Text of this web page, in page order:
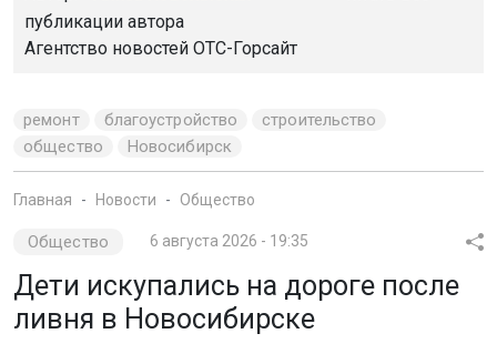
публикации автора
Агентство новостей ОТС-Горсайт
ремонт благоустройство
строительство
общество
Новосибирск
Главная Новости Общество
Общество 6 августа 2026 - 19:35
Дети искупались на дороге после
ливня в Новосибирске